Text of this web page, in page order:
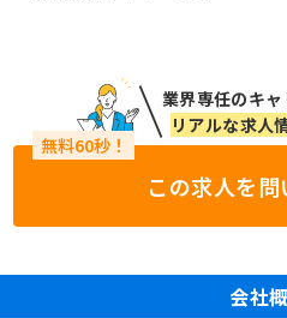
業界専任のキ
リアルな求人
この求人を
会社